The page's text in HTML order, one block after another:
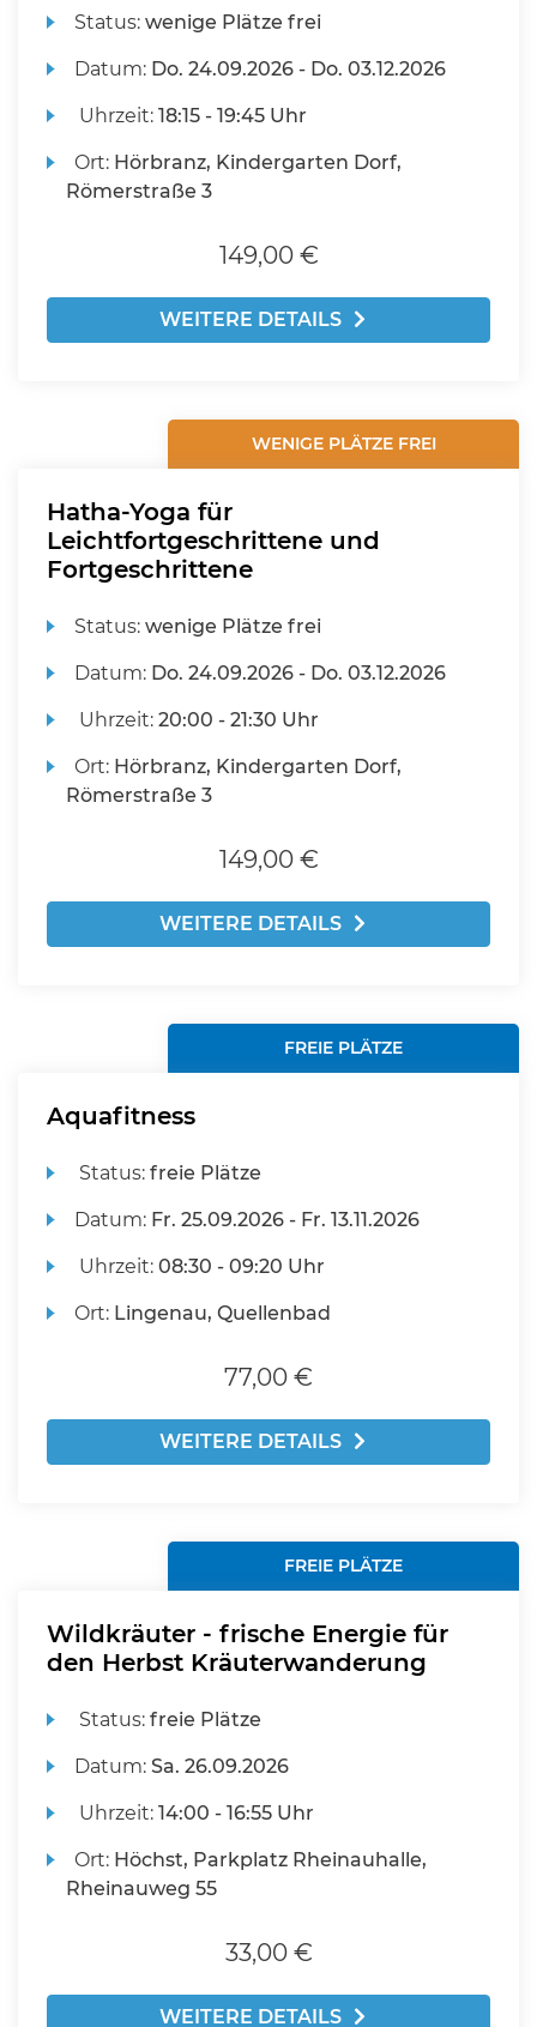
Status:wenige Plätze frei
Datum: Do. 24.09.2026 - Do. 03.12.2026
Uhrzeit:18:15 - 19:45 Uhr
Ort: Hörbranz, Kindergarten Dorf,
Römerstraße 3
149,00 €
WEITERE DETAILS
WENIGE PLÄTZE FREI
Hatha-Yoga für
Leichtfortgeschrittene und
Fortgeschrittene
Status:wenige Plätze frei
Datum: Do. 24.09.2026 - Do. 03.12.2026
Uhrzeit:20:00 - 21:30 Uhr
Ort: Hörbranz, Kindergarten Dorf,
Römerstraße 3
149,00 €
WEITERE DETAILS
FREIE PLÄTZE
Aquafitness
Status:freie Plätze
Datum: Fr. 25.09.2026 - Fr. 13.11.2026
Uhrzeit:08:30 - 09:20 Uhr
Ort: Lingenau, Quellenbad
77,00 €
WEITERE DETAILS
FREIE PLÄTZE
Wildkräuter - frische Energie für
den Herbst Kräuterwanderung
Status:freie Plätze
Datum:Sa. 26.09.2026
Uhrzeit:14:00 - 16:55 Uhr
Ort: Höchst, Parkplatz Rheinauhalle,
Rheinauweg 55
33,00 €
WEITERE DETAILS